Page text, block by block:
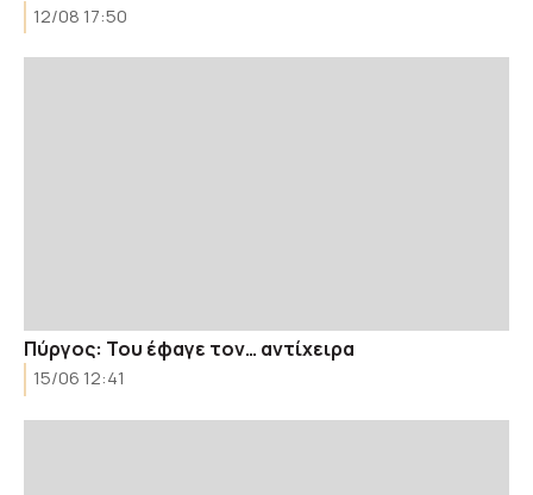
12/08 17:50
Πύργος: Του έφαγε τον… αντίχειρα
15/06 12:41